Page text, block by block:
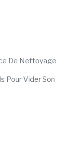
De Nettoyage
Pour Vider Son